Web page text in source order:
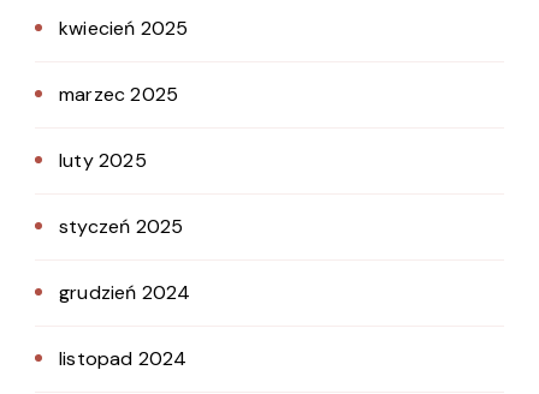
kwiecień 2025
marzec 2025
luty 2025
styczeń 2025
grudzień 2024
listopad 2024